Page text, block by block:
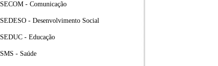
SECOM - Comunicação
SEDESO - Desenvolvimento Social
SEDUC - Educação
SMS - Saúde